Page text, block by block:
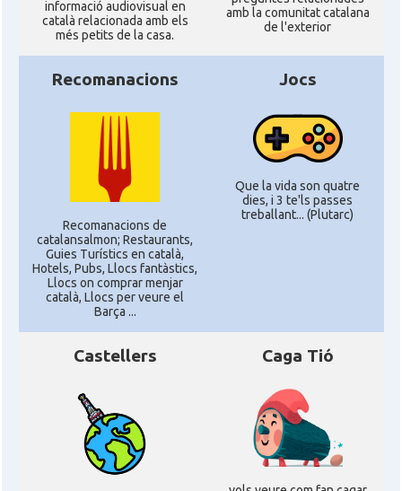
informació audiovisual en
català relacionada amb els
més petits de la casa.
amb la comunitat catalana
de l'exterior
Recomanacions
Recomanacions de
catalansalmon; Restaurants,
Guies Turístics en català,
Hotels, Pubs, Llocs fantàstics,
Llocs on comprar menjar
català, Llocs per veure el
Barça ...
Jocs
Que la vida son quatre
dies, i 3 te'ls passes
treballant... (Plutarc)
Castellers Caga Tió